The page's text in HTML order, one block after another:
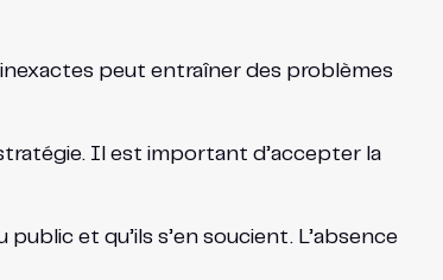
peut entraîner des problèmes
Il est important d’accepter la
et qu’ils s’en soucient. L’absence